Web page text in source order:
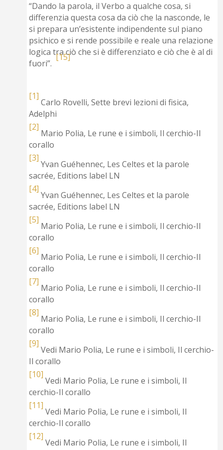
“Dando la parola, il Verbo a qualche cosa, si
differenzia questa cosa da ciò che la nasconde, le
si prepara un’esistente indipendente sul piano
psichico e si rende possibile e reale una relazione
logica tra ciò che si è differenziato e ciò che è al di
fuori”.
[15]
[1]
Carlo Rovelli, Sette brevi lezioni di fisica,
Adelphi
[2]
Mario Polia, Le rune e i simboli, Il cerchio-Il
corallo
[3]
Yvan Guéhennec, Les Celtes et la parole
sacrée, Editions label LN
[4]
Yvan Guéhennec, Les Celtes et la parole
sacrée, Editions label LN
[5]
Mario Polia, Le rune e i simboli, Il cerchio-Il
corallo
[6]
Mario Polia, Le rune e i simboli, Il cerchio-Il
corallo
[7]
Mario Polia, Le rune e i simboli, Il cerchio-Il
corallo
[8]
Mario Polia, Le rune e i simboli, Il cerchio-Il
corallo
[9]
Vedi Mario Polia, Le rune e i simboli, Il cerchio-
Il corallo
[10]
Vedi Mario Polia, Le rune e i simboli, Il
cerchio-Il corallo
[11]
Vedi Mario Polia, Le rune e i simboli, Il
cerchio-Il corallo
[12]
Vedi Mario Polia, Le rune e i simboli, Il